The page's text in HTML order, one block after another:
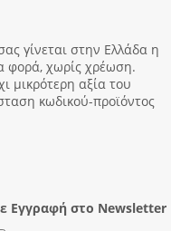
γίνεται στην Ελλάδα η
φορά, χωρίς χρέωση.
μικρότερη αξία του
κωδικού-προϊόντος
Eγγραφή στο Newsletter